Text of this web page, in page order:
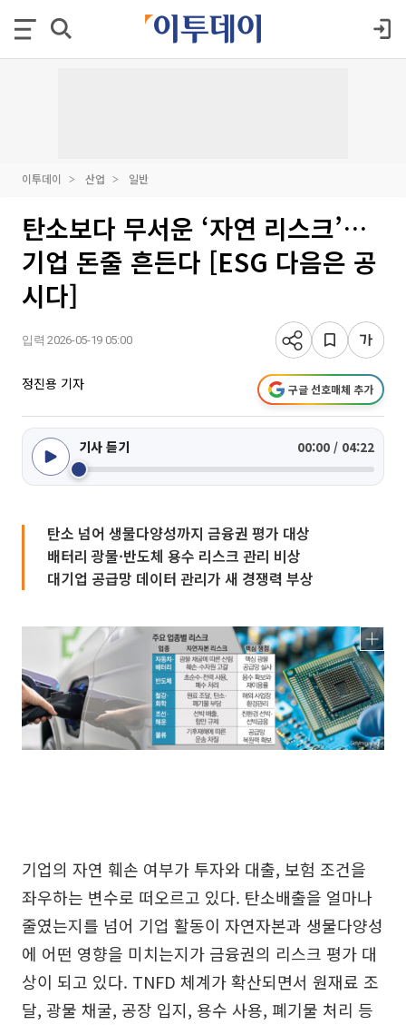
이투데이 산업 일반
탄소보다 무서운 ‘자연 리스크’…
기업 돈줄 흔든다 [ESG 다음은 공
시다]
입력 2026-05-19 05:00
정진용 기자 구글 선호매체 추가
기사 듣기 00:00 / 04:22
탄소 넘어 생물다양성까지 금융권 평가 대상
배터리 광물·반도체 용수 리스크 관리 비상
대기업 공급망 데이터 관리가 새 경쟁력 부상
기업의 자연 훼손 여부가 투자와 대출, 보험 조건을
좌우하는 변수로 떠오르고 있다. 탄소배출을 얼마나
줄였는지를 넘어 기업 활동이 자연자본과 생물다양성
에 어떤 영향을 미치는지가 금융권의 리스크 평가 대
상이 되고 있다. TNFD 체계가 확산되면서 원재료 조
달, 광물 채굴, 공장 입지, 용수 사용, 폐기물 처리 등